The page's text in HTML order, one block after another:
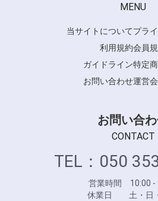
MENU
当サイトについてプラ
利用規約会員
ガイドライン特定
お問い合わせ運営
お問い合
CONTACT
TEL：050
営業時間 10:00 -
休業日 土・日